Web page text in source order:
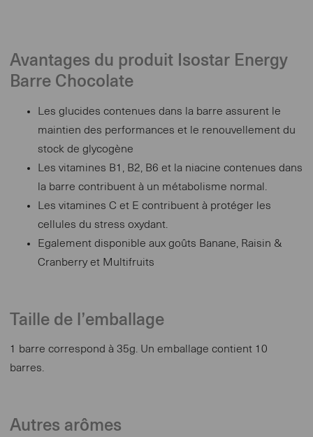
Avantages du produit Isostar Energy
Barre Chocolate
Les glucides contenues dans la barre assurent le
maintien des performances et le renouvellement du
stock de glycogène
Les vitamines B1, B2, B6 et la niacine contenues dans
la barre contribuent à un métabolisme normal.
Les vitamines C et E contribuent à protéger les
cellules du stress oxydant.
Egalement disponible aux goûts Banane, Raisin &
Cranberry et Multifruits
Taille de l’emballage
1 barre correspond à 35g. Un emballage contient 10
barres.
Autres arômes